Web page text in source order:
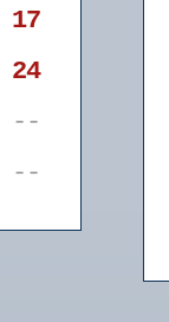
17
24
--
--